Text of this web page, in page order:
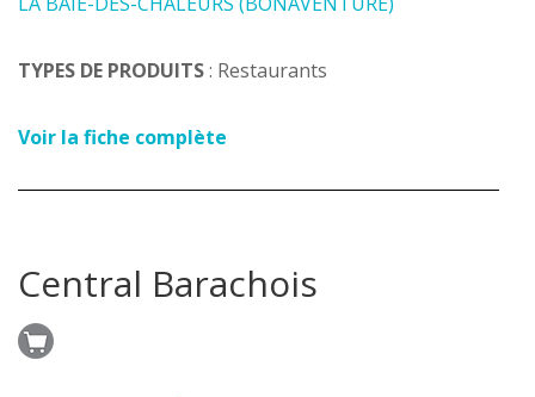
TYPES DE PRODUITS: Restaurants
Voir la fiche complète
Central Barachois